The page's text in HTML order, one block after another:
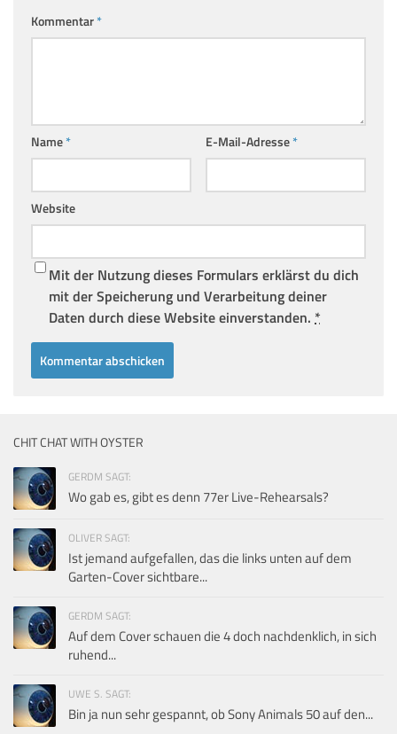
Kommentar*
Name* E-Mail-Adresse*
Website
Mit der Nutzung dieses Formulars erklärst du dich
mit der Speicherung und Verarbeitung deiner
Daten durch diese Website einverstanden. *
CHIT CHAT WITH OYSTER
GERDM SAGT:
Wo gab es, gibt es denn 77er Live-Rehearsals?
OLIVER SAGT:
Ist jemand aufgefallen, das die links unten auf dem
Garten-Cover sichtbare...
GERDM SAGT:
Auf dem Cover schauen die 4 doch nachdenklich, in sich
ruhend...
UWE S. SAGT:
Bin ja nun sehr gespannt, ob Sony Animals 50 auf den...